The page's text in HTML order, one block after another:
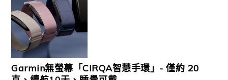
Garmin無螢幕「CIRQA智慧手環」- 僅約 20